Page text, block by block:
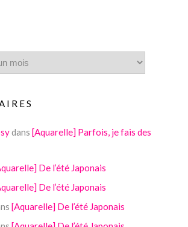
dans [Aquarelle] Parfois, je fais des
De l’été Japonais
De l’été Japonais
[Aquarelle] De l’été Japonais